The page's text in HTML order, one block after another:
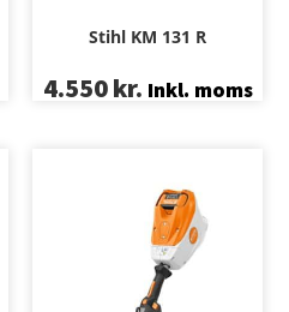
Stihl KM 131 R
4.550kr. Inkl. moms